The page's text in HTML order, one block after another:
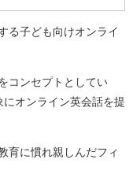
る子ども向けオンライ
コンセプトとしてい
オンライン英会話を提
育に慣れ親しんだフィ